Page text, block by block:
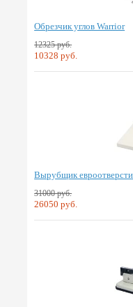
Обрезчик углов Warrior
12325 руб.
10328 руб.
Вырубщик
31000 руб.
26050 руб.